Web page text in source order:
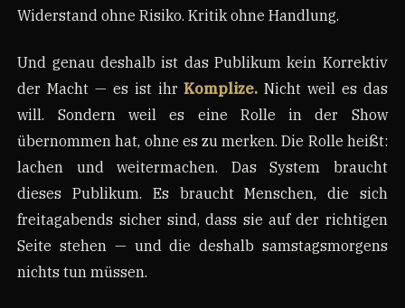
Widerstand ohne Risiko. Kritik ohne Handlung.
Und genau deshalb ist das Publikum kein Korrektiv
der Macht — es ist ihrKomplize. Nicht weil es das
will. Sondern weil es eine Rolle in der Show
übernommen hat, ohne es zu merken. Die Rolle heißt:
lachen und weitermachen. Das System braucht
dieses Publikum. Es braucht Menschen, die sich
freitagabends sicher sind, dass sie auf der richtigen
Seite stehen — und die deshalb samstagsmorgens
nichts tun müssen.